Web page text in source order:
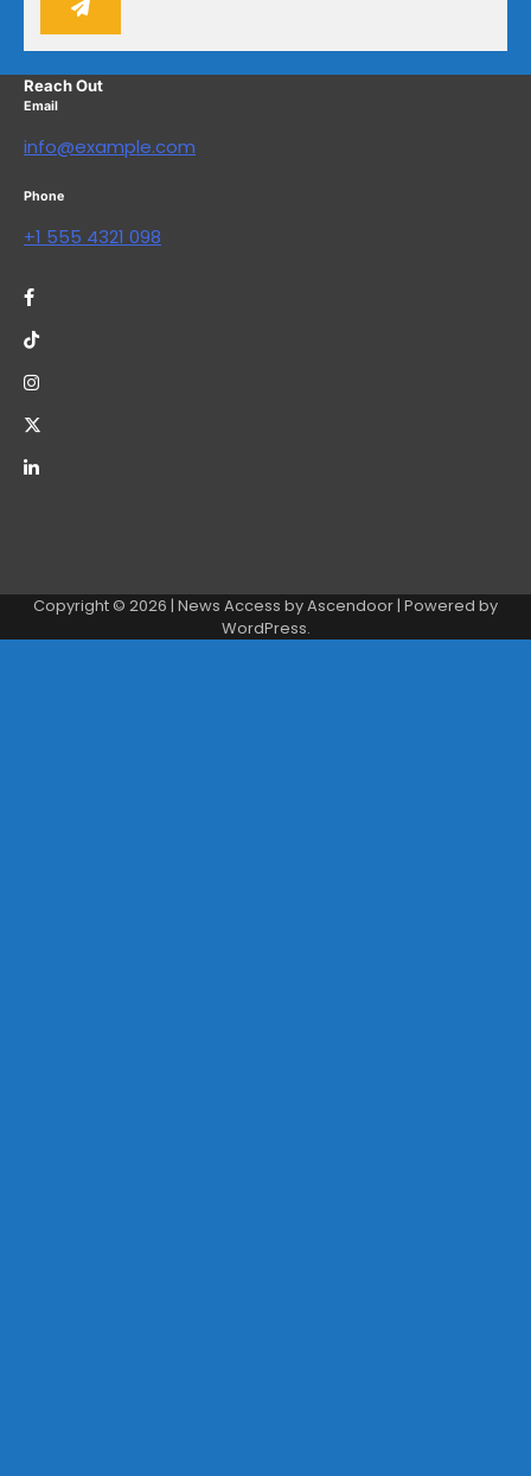
Reach Out
Email
info@example.com
Phone
+1 555 4321 098
Copyright © 2026 | News Access byAscendoor| Powered by
WordPress.